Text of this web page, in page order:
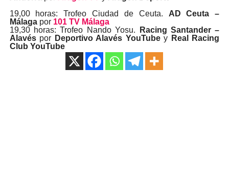
19,00 horas: Trofeo Ciudad de Ceuta. AD Ceuta –
Málaga por 101 TV Málaga
19,30 horas: Trofeo Nando Yosu.
Racing Santander –
Alavés por Deportivo Alavés YouTubey Real Racing
Club YouTube